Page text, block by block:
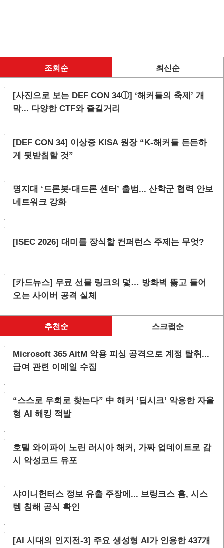
조회순 최신순
[사진으로 보는 DEF CON 34ⓛ] ‘해커들의 축제’ 개
막... 다양한 CTF와 즐길거리
[DEF CON 34] 이상중 KISA 원장 “K-해커들 든든하
게 뒷받침할 것”
명지대 ‘드론봇·대드론 센터’ 출범... 산학군 협력 안보
네트워크 강화
[ISEC 2026] 대미를 장식할 컨퍼런스 주제는 무엇?
[카드뉴스] 무료 선물 링크의 덫… 방화벽 뚫고 들어
오는 사이버 공격 실체
추천순 스크랩순
Microsoft 365 AitM 악용 피싱 공격으로 계정 탈취...
급여 관련 이메일 수집
“스스로 우회로 찾는다” 中 해커 ‘딥시크’ 악용한 자율
형 AI 해킹 적발
호텔 와이파이 노린 러시아 해커, 가짜 업데이트로 감
시 악성코드 유포
샤이니헌터스 정보 유출 주장에... 브링크스 홈, 시스
템 침해 공식 확인
[AI 시대의 인지전-3] 주요 생성형 AI가 인용한 437개